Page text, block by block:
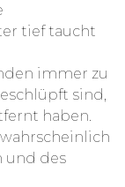
tief taucht
immer zu
sind,
haben.
und des